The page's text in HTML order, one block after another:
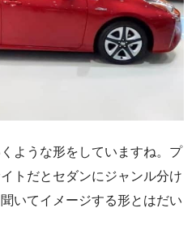
ような形をしていますね。プ
トだとセダンにジャンル分け
いてイメージする形とはだい